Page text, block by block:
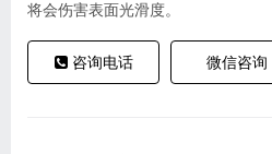
将会伤害表面光滑度。
咨询电话 微信咨询